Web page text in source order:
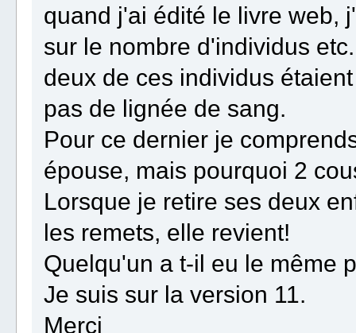
quand j'ai édité le livre web,
sur le nombre d'individus
deux de ces individus
pas de lignée de sang.
Pour ce dernier je
épouse, mais pourquoi 2
Lorsque je retire ses deux
les remets, elle revient!
Quelqu'un a t-il eu le même
Je suis sur la version 11.
Merci